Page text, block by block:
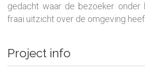
gedacht waar de bezoeker onder
fraai uitzicht over de omgeving
Project info